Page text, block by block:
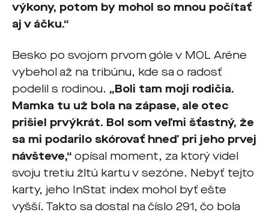
výkony, potom by mohol so mnou počítať
aj v áčku.“
Besko po svojom prvom góle v MOL Aréne
vybehol až na tribúnu, kde sa o radosť
podelil s rodinou. „Boli tam moji rodičia.
Mamka tu už bola na zápase, ale otec
prišiel prvýkrát. Bol som veľmi šťastný, že
sa mi podarilo skórovať hneď pri jeho prvej
návšteve,“ opísal moment, za ktorý videl
svoju tretiu žltú kartu v sezóne. Nebyť tejto
karty, jeho InStat index mohol byť ešte
vyšší. Takto sa dostal na číslo 291, čo bola